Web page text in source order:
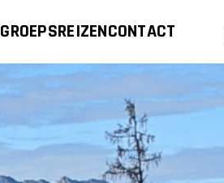
GROEPSREIZENCONTACT